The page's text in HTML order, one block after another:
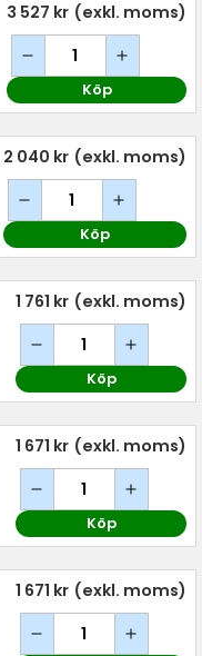
3 527 kr (exkl. moms)
Köp
2 040 kr (exkl. moms)
Köp
1 761 kr (exkl. moms)
Köp
1 671 kr (exkl. moms)
Köp
1 671 kr (exkl. moms)